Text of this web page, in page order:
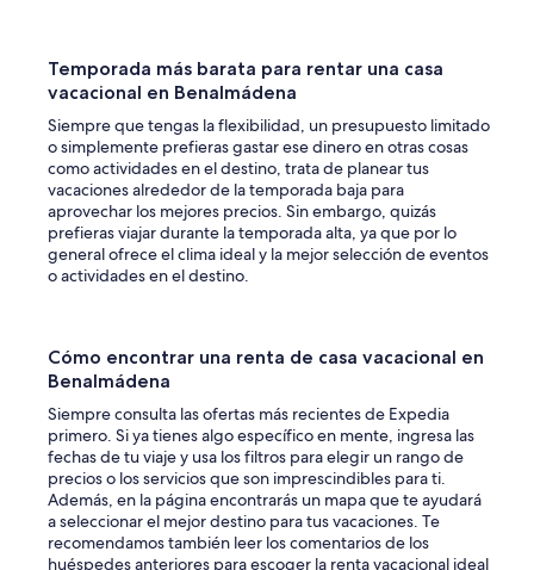
Temporada más barata para rentar una casa
vacacional en Benalmádena
Siempre que tengas la flexibilidad, un presupuesto limitado
o simplemente prefieras gastar ese dinero en otras cosas
como actividades en el destino, trata de planear tus
vacaciones alrededor de la temporada baja para
aprovechar los mejores precios. Sin embargo, quizás
prefieras viajar durante la temporada alta, ya que por lo
general ofrece el clima ideal y la mejor selección de eventos
o actividades en el destino.
Cómo encontrar una renta de casa vacacional en
Benalmádena
Siempre consulta las ofertas más recientes de Expedia
primero. Si ya tienes algo específico en mente, ingresa las
fechas de tu viaje y usa los filtros para elegir un rango de
precios o los servicios que son imprescindibles para ti.
Además, en la página encontrarás un mapa que te ayudará
a seleccionar el mejor destino para tus vacaciones. Te
recomendamos también leer los comentarios de los
huéspedes anteriores para escoger la renta vacacional ideal